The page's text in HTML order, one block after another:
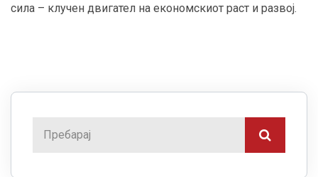
сила – клучен двигател на економскиот раст и развој.